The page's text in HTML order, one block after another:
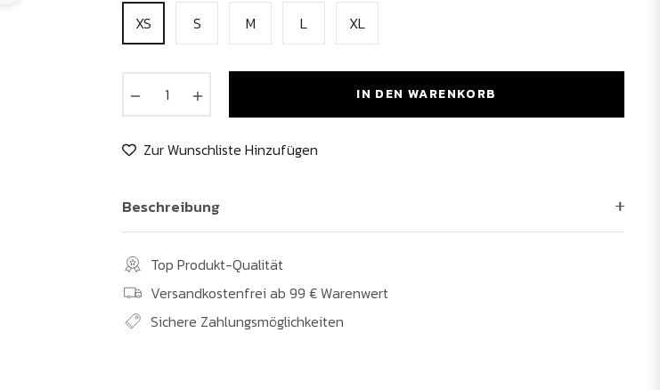
XS
S M L XL
IN DEN WARENKORB
Zur Wunschliste Hinzufügen
Beschreibung
Top Produkt-Qualität
Versandkostenfrei ab 99 € Warenwert
Sichere Zahlungsmöglichkeiten